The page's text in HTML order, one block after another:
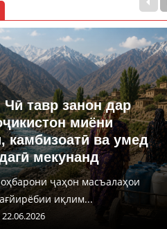
Чӣ тавр занон дар
миёни
камбизоатӣ ва умед
мекунанд
ҷаҳон масъалаҳои
иқлим...
22.06.2026